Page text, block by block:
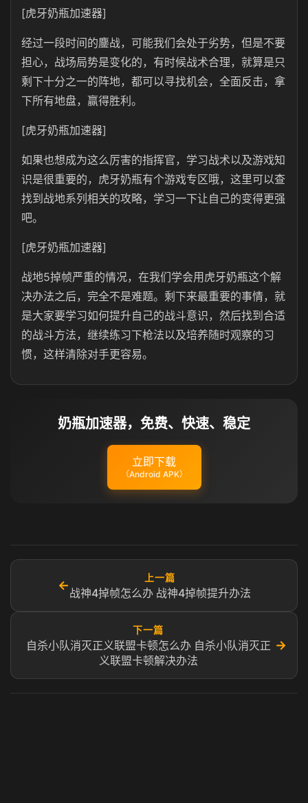
[虎牙奶瓶加速器]
经过一段时间的鏖战，可能我们会处于劣势，但是不要
担心，战场局势是变化的，有时候战术合理，就算是只
剩下十分之一的阵地，都可以寻找机会，全面反击，拿
下所有地盘，赢得胜利。
[虎牙奶瓶加速器]
如果也想成为这么厉害的指挥官，学习战术以及游戏知
识是很重要的，虎牙奶瓶有个游戏专区哦，这里可以查
找到战地系列相关的攻略，学习一下让自己的变得更强
吧。
[虎牙奶瓶加速器]
战地5掉帧严重的情况，在我们学会用虎牙奶瓶这个解
决办法之后，完全不是难题。剩下来最重要的事情，就
是大家要学习如何提升自己的战斗意识，然后找到合适
的战斗方法，继续练习下枪法以及培养随时观察的习
惯，这样清除对手更容易。
奶瓶加速器，免费、快速、稳定
立即下载
（Android APK）
←
上一篇
战神4掉帧怎么办 战神4掉帧提升办法
下一篇
自杀小队消灭正义联盟卡顿怎么办 自杀小队消灭正
义联盟卡顿解决办法
→